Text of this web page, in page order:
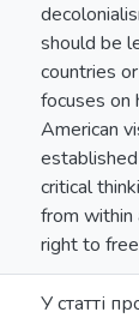
should be
countries
focuses on
American
critical
from within
right to
У статті